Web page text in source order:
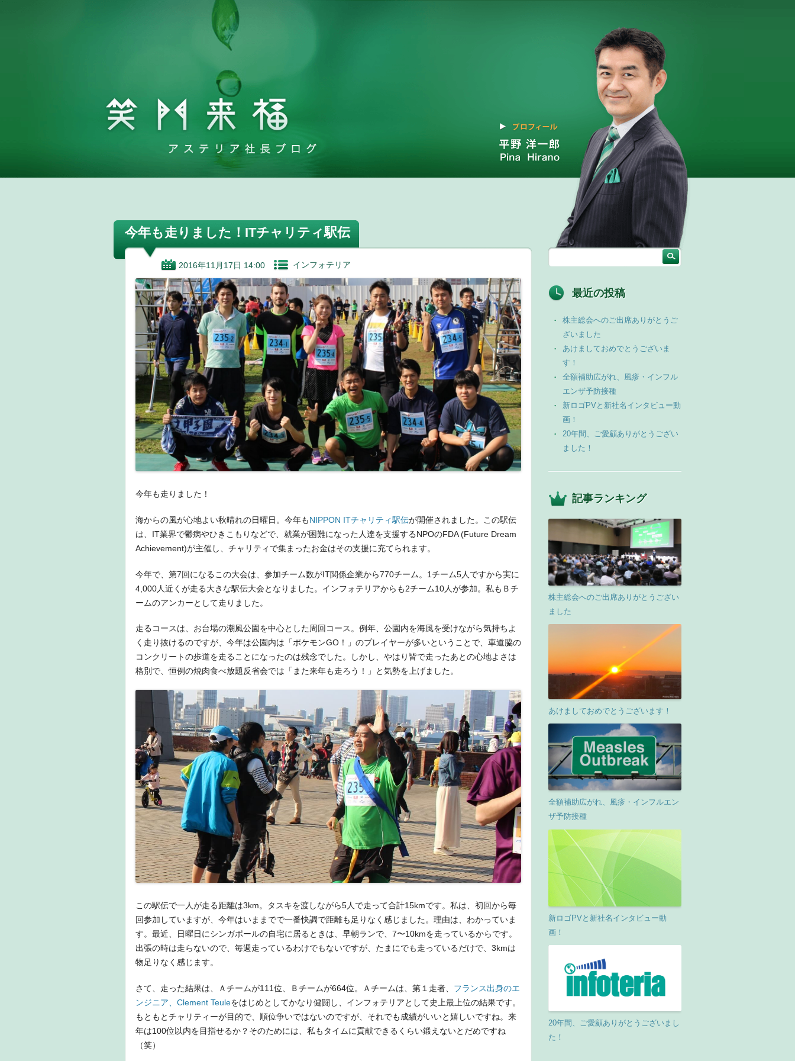
今年も走りました！ITチャリティ駅伝
2016年11月17日 14:00 インフォテリア
今年も走りました！
海からの風が心地よい秋晴れの日曜日。今年もNIPPON ITチャリティ駅伝が開催されました。この駅伝
は、IT業界で鬱病やひきこもりなどで、就業が困難になった人達を支援するNPOのFDA (Future Dream
Achievement)が主催し、チャリティで集まったお金はその支援に充てられます。
今年で、第7回になるこの大会は、参加チーム数がIT関係企業から770チーム。1チーム5人ですから実に
4,000人近くが走る大きな駅伝大会となりました。インフォテリアからも2チーム10人が参加。私もＢチ
ームのアンカーとして走りました。
走るコースは、お台場の潮風公園を中心とした周回コース。例年、公園内を海風を受けながら気持ちよ
く走り抜けるのですが、今年は公園内は「ポケモンGO！」のプレイヤーが多いということで、車道脇の
コンクリートの歩道を走ることになったのは残念でした。しかし、やはり皆で走ったあとの心地よさは
格別で、恒例の焼肉食べ放題反省会では「また来年も走ろう！」と気勢を上げました。
この駅伝で一人が走る距離は3km。タスキを渡しながら5人で走って合計15kmです。私は、初回から毎
回参加していますが、今年はいままでで一番快調で距離も足りなく感じました。理由は、わかっていま
す。最近、日曜日にシンガポールの自宅に居るときは、早朝ランで、7〜10kmを走っているからです。
出張の時は走らないので、毎週走っているわけでもないですが、たまにでも走っているだけで、3kmは
物足りなく感じます。
さて、走った結果は、Ａチームが111位、Ｂチームが664位。Ａチームは、第１走者、 フランス出身のエ
ンジニア、Clement Teuleをはじめとしてかなり健闘し、インフォテリアとして史上最上位の結果です。
もともとチャリティーが目的で、順位争いではないのですが、それでも成績がいいと嬉しいですね。来
年は100位以内を目指せるか？そのためには、私もタイムに貢献できるくらい鍛えないとだめですね
（笑）
最近の投稿
株主総会へのご出席ありがとうご
ざいました
あけましておめでとうございま
す！
全額補助広がれ、風疹・インフル
エンザ予防接種
新ロゴPVと新社名インタビュー動
画！
20年間、ご愛顧ありがとうござい
ました！
記事ランキング
株主総会へのご出席ありがとうござい
ました
あけましておめでとうございます！
全額補助広がれ、風疹・インフルエン
ザ予防接種
新ロゴPVと新社名インタビュー動
画！
20年間、ご愛顧ありがとうございまし
た！